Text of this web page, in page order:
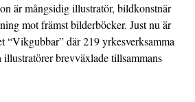
är mångsidig illustratör, bildkonstnär
mot främst bilderböcker. Just nu är
“Vikgubbar” där 219 yrkesverksamma
illustratörer brevväxlade tillsammans